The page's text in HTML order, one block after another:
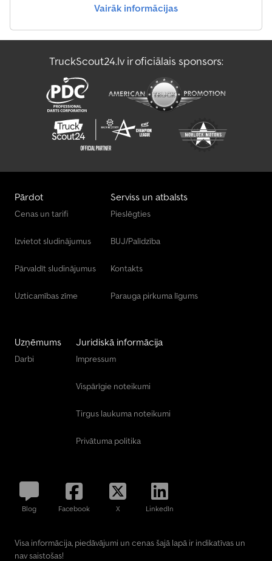
Vairāk informācijas
TruckScout24.lv ir oficiālais sponsors:
Pārdot
Cenas un tarifi
Izvietot sludinājumus
Pārvaldīt sludinājumus
Uzticamības zīme
Serviss un atbalsts
Pieslēgties
BUJ/Palīdzība
Kontakts
Parauga pirkuma līgums
Uzņēmums
Darbi
Juridiskā informācija
Impressum
Vispārīgie noteikumi
Tirgus laukuma noteikumi
Privātuma politika
Blog Facebook X LinkedIn
Visa informācija, piedāvājumi un cenas šajā lapā ir indikatīvas un
nav saistošas!